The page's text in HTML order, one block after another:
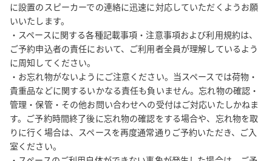
に設置のスピーカーでの連絡に迅速に対応していただくようお願
いいたします。
・スペースに関する各種記載事項・注意事項および利用規約は、
ご予約申込者の責任において、ご利用者全員が理解しているよう
に周知してください。
・お忘れ物がないようにご注意ください。当スペースでは荷物・
貴重品などに関するいかなる責任も負いません。忘れ物の確認・
管理・保管・その他お問い合わせへの受付はご対応いたしかねま
す。ご予約時間終了後に忘れ物の確認をする場合や、忘れ物を取
りに行く場合は、スペースを再度通常通りご予約いただき、ご入
室ください。